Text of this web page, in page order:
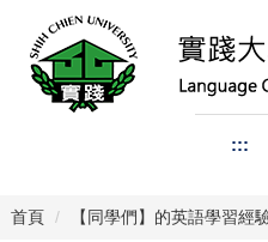
:::
首頁 【同學們】的英語學習經